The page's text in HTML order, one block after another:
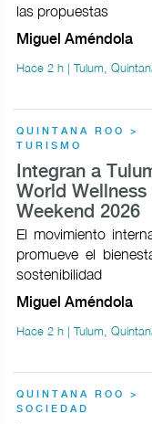
las propuestas
Miguel Améndola
Hace 2 h | Tulum,
QUINTANA ROO >
TURISMO
Integran a
World Wellness
Weekend 2026
El movimiento
promueve el
sostenibilidad
Miguel Améndola
Hace 2 h | Tulum,
QUINTANA ROO >
SOCIEDAD